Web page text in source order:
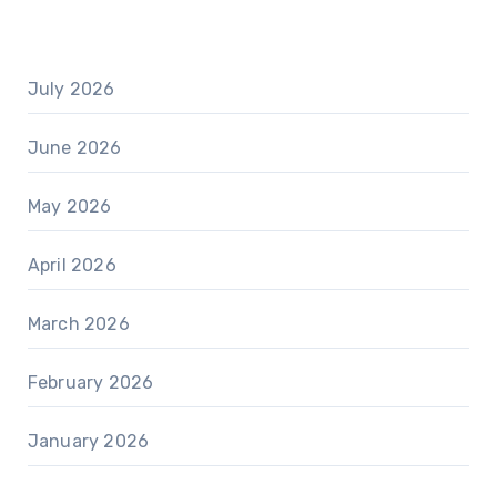
July 2026
June 2026
May 2026
April 2026
March 2026
February 2026
January 2026